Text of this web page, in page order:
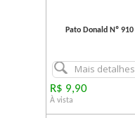
Pato Donald Nº 910
Mais detalhes
R$ 9,90
À vista